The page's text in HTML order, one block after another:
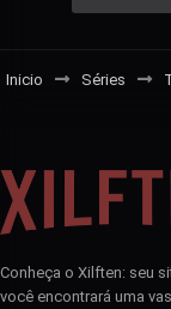
Inicio Séries
Conheça o Xilften: seu
você encontrará uma